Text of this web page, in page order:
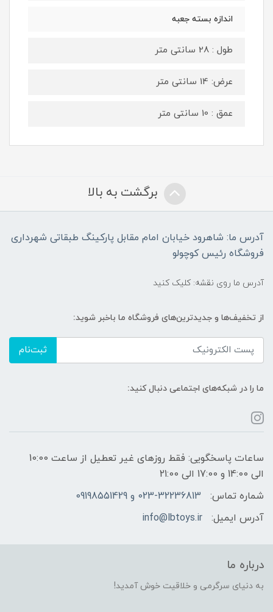
اندازه بسته جعبه
طول : 28 سانتی متر
عرض: 14 سانتی متر
عمق : 10 سانتی متر
برگشت به بالا
آدرس ما: شاهرود خیابان امام مقابل پارکینگ طبقاتی شهرداری
فروشگاه رئیس کوچولو
آدرس ما روی نقشه: کلیک کنید
از تخفیف‌ها و جدیدترین‌های فروشگاه ما باخبر شوید:
ثبت‌نام
ما را در شبکه‌های اجتماعی دنبال کنید:
ساعات پاسخگویی: فقط روزهای غیر تعطیل از ساعت 10:00
الی 14:00 و 17:00 الی 21:00
شماره تماس:
023-32236813 و 09198551429
آدرس ایمیل:
info@lbtoys.ir
درباره ما
به دنیای سرگرمی و خلاقیت خوش آمدید!